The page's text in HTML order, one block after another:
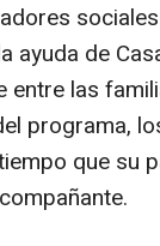
ayuda de
entre las
programa,
que su